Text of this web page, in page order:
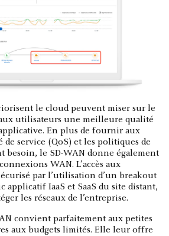
le cloud peuvent miser sur le
utilisateurs une meilleure qualité
En plus de fournir aux
service (QoS) et les politiques de
besoin, le SD-WAN donne également
WAN. L’accès aux
par l’utilisation d’un breakout
IaaS et SaaS du site distant,
les réseaux de l’entreprise.
convient parfaitement aux petites
aux budgets limités. Elle leur offre